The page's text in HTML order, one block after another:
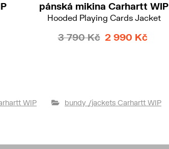
pánská mikina Carhartt WIP
Hooded Playing Cards Jacket
3 790 Kč 2 990 Kč
WIP bundy /jackets Carhartt WIP